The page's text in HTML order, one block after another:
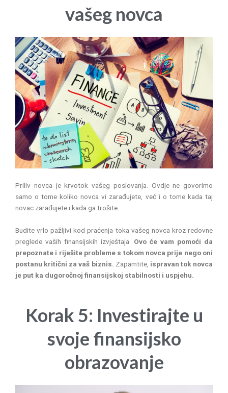
vašeg novca
Priliv novca je krvotok vašeg poslovanja. Ovdje ne govorimo
samo o tome koliko novca vi zarađujete, već i o tome kada taj
novac zarađujete i kada ga trošite.
Budite vrlo pažljivi kod praćenja toka vašeg novca kroz redovne
preglede vaših finansijskih izvještaja.
Ovo će vam pomoći da
prepoznate i riješite probleme s tokom novca prije nego oni
postanu kritični za vaš biznis. Zapamtite, ispravan tok novca
je put ka dugoročnoj finansijskoj stabilnosti i uspjehu.
Korak 5: Investirajte u
svoje finansijsko
obrazovanje